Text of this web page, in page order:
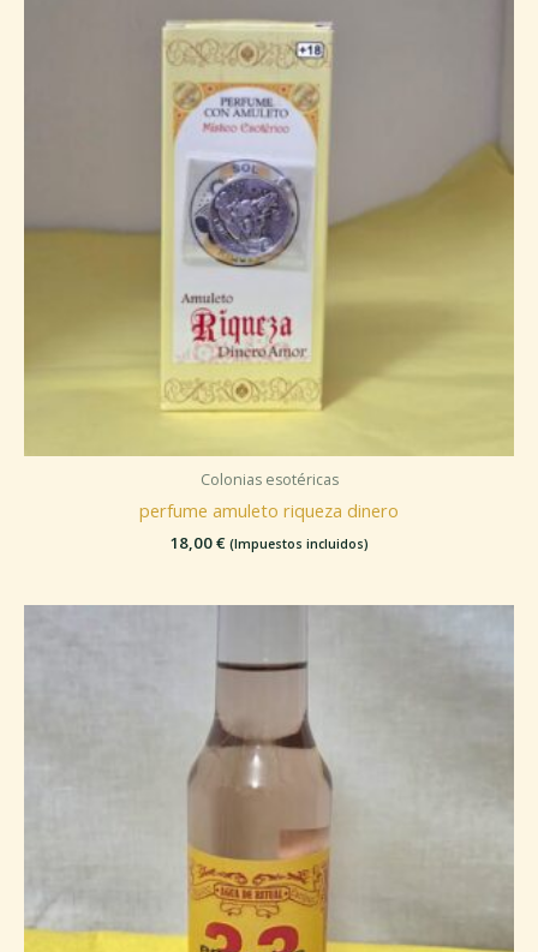
Colonias esotéricas
perfume amuleto riqueza dinero
18,00€ (Impuestos incluidos)